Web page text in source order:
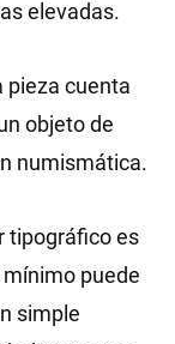
elevadas.
pieza cuenta
objeto de
numismática.
tipográfico es
puede
simple